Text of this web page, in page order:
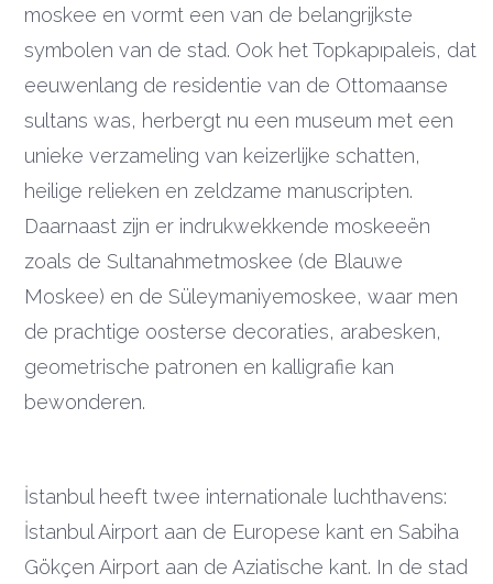
moskee en vormt een van de belangrijkste
symbolen van de stad. Ook het Topkapıpaleis, dat
eeuwenlang de residentie van de Ottomaanse
sultans was, herbergt nu een museum met een
unieke verzameling van keizerlijke schatten,
heilige relieken en zeldzame manuscripten.
Daarnaast zijn er indrukwekkende moskeeën
zoals de Sultanahmetmoskee (de Blauwe
Moskee) en de Süleymaniyemoskee, waar men
de prachtige oosterse decoraties, arabesken,
geometrische patronen en kalligrafie kan
bewonderen.
İstanbul heeft twee internationale luchthavens:
İstanbul Airport aan de Europese kant en Sabiha
Gökçen Airport aan de Aziatische kant. In de stad